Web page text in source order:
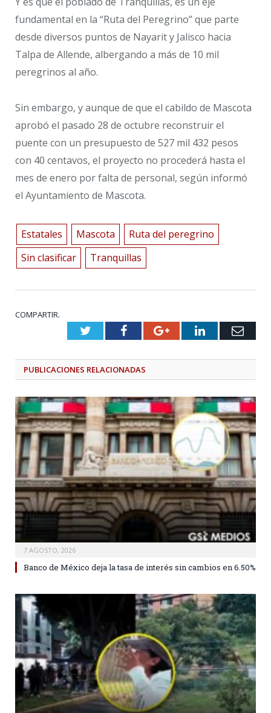
fundamental en la “Ruta del Peregrino” que parte
desde diversos puntos de Nayarit y Jalisco hacia
Talpa de Allende, albergando a más de 10 mil
peregrinos al año.
Sin embargo, y aunque de que el cabildo de Mascota
aprobó el pasado 28 de octubre reconstruir el
puente con un presupuesto de 527 mil 432 pesos
con 40 centavos, el proyecto no procederá hasta el
mes de enero por falta de personal, según informó
el Ayuntamiento de Mascota.
Estatales Mascota
Ruta del peregrino
Sin clasificar
Tranquillas
COMPARTIR.
TwitterFacebookGoogle+LinkedIn
PUBLICACIONES RELACIONADAS
7 AGOSTO, 2026
Banco de México deja la tasa de interés sin cambios en 6.50%